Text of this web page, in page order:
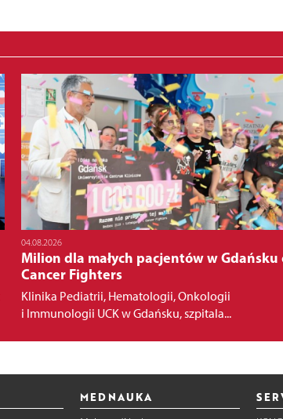
04.08.2026
Milion dla małych pacjentów w Gdańsku
Cancer Fighters
Klinika Pediatrii, Hematologii, Onkologii
i Immunologii UCK w Gdańsku, szpitala...
MEDNAUKA